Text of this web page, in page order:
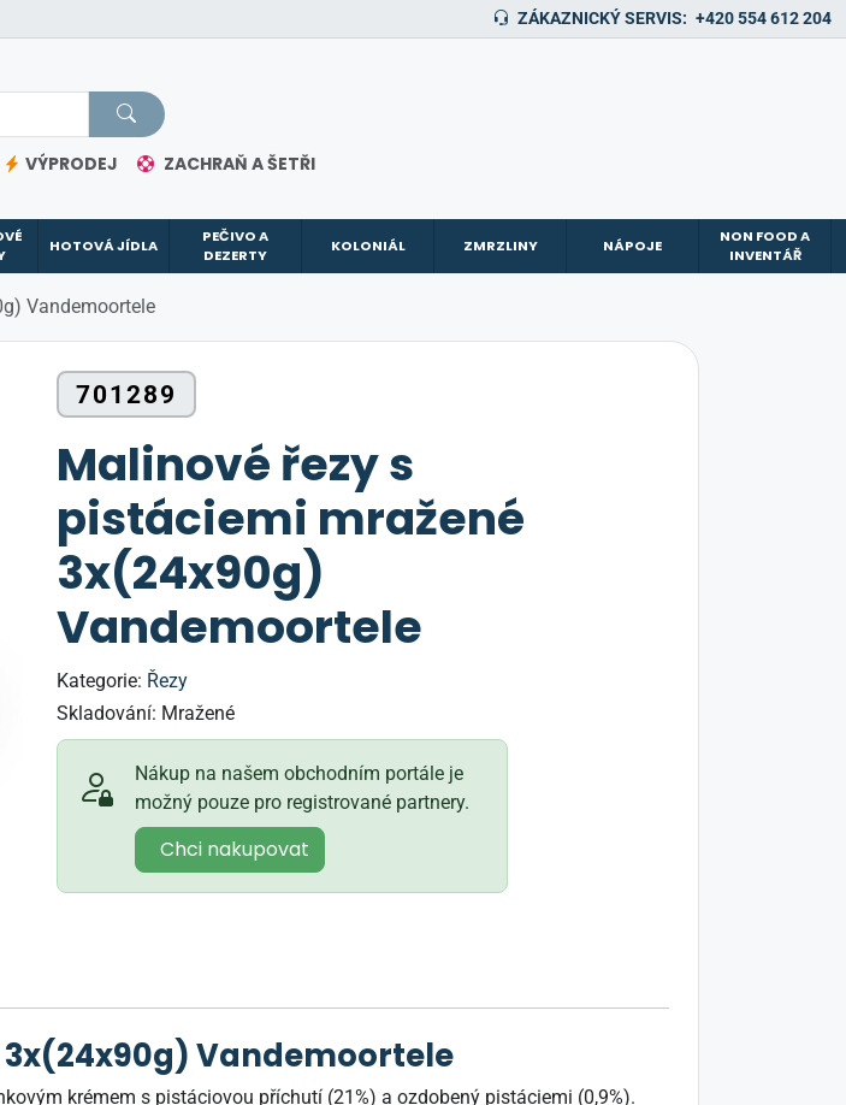
ZÁKAZNICKÝ SERVIS: +420 554 612 204
VÝPRODEJ ZACHRAŇ A ŠETŘI
HOTOVÁ JÍDLA
PEČIVO A
DEZERTY
KOLONIÁL ZMRZLINY NÁPOJE
NON FOOD A
INVENTÁŘ
Vandemoortele
701289
Malinové řezy s
pistáciemi mražené
3x(24x90g)
Vandemoortele
Kategorie: Řezy
Skladování: Mražené
Nákup na našem obchodním portále je
možný pouze pro registrované partnery.
Chci nakupovat
Vandemoortele
krémem s pistáciovou příchutí (21%) a ozdobený pistáciemi (0,9%).